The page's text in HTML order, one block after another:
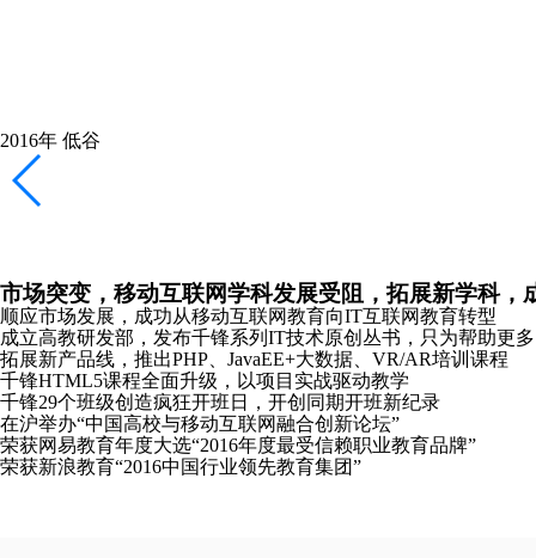
2018年
2019年崛起
发布教研成果，成立“锋云智慧”高校协同服务品牌，
合肥、沈阳、太原分公司成立
千锋教研院“C-Plus”战略发布会在京成功召开